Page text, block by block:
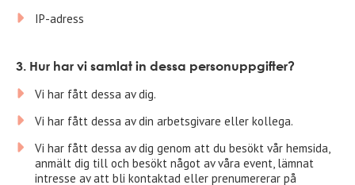
IP-adress
3. Hur har vi samlat in dessa personuppgifter?
Vi har fått dessa av dig.
Vi har fått dessa av din arbetsgivare eller kollega.
Vi har fått dessa av dig genom att du besökt vår hemsida,
anmält dig till och besökt något av våra event, lämnat
intresse av att bli kontaktad eller prenumererar på